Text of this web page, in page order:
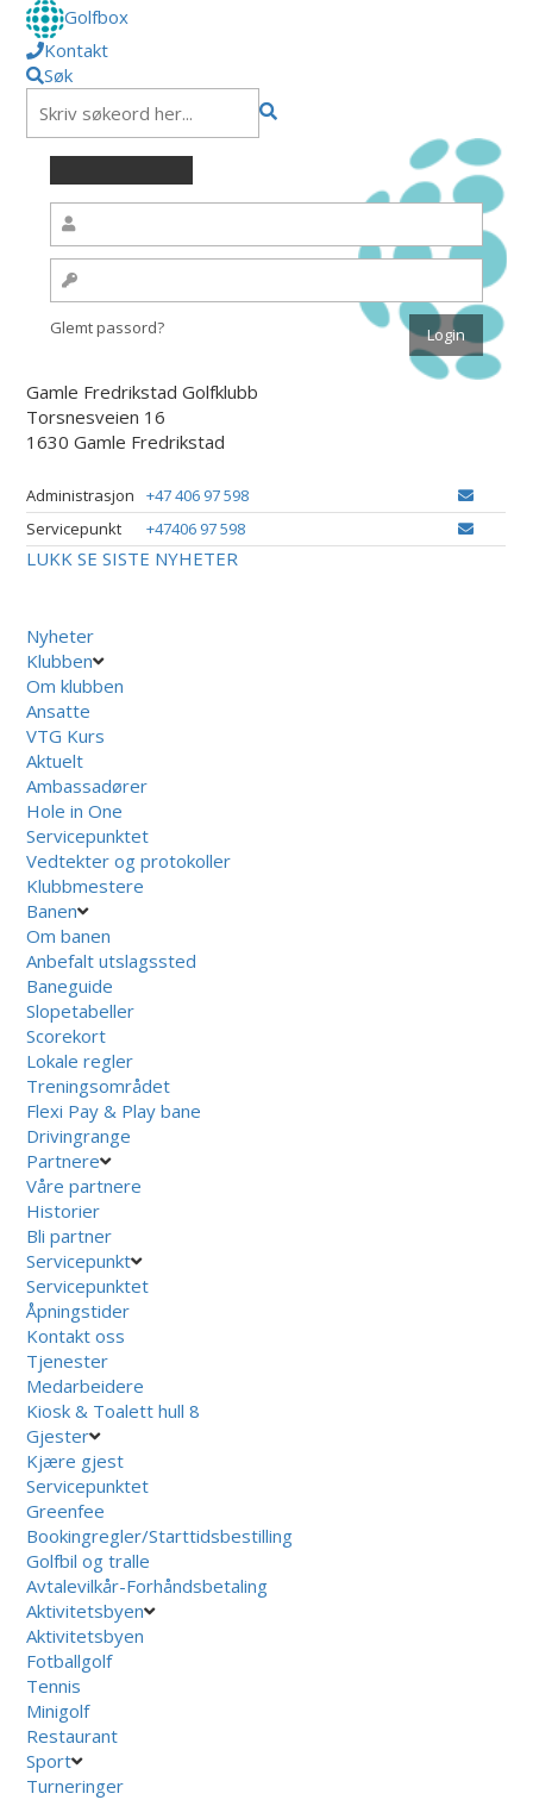
Golfbox
Kontakt
Søk
Glemt passord?
Gamle Fredrikstad Golfklubb
Torsnesveien 16
1630 Gamle Fredrikstad
Administrasjon
+47 406 97 598
Servicepunkt
+47406 97 598
LUKK SE SISTE NYHETER
Nyheter
Klubben
Om klubben
Ansatte
VTG Kurs
Aktuelt
Ambassadører
Hole in One
Servicepunktet
Vedtekter og protokoller
Klubbmestere
Banen
Om banen
Anbefalt utslagssted
Baneguide
Slopetabeller
Scorekort
Lokale regler
Treningsområdet
Flexi Pay & Play bane
Drivingrange
Partnere
Våre partnere
Historier
Bli partner
Servicepunkt
Servicepunktet
Åpningstider
Kontakt oss
Tjenester
Medarbeidere
Kiosk & Toalett hull 8
Gjester
Kjære gjest
Servicepunktet
Greenfee
Bookingregler/Starttidsbestilling
Golfbil og tralle
Avtalevilkår-Forhåndsbetaling
Aktivitetsbyen
Aktivitetsbyen
Fotballgolf
Tennis
Minigolf
Restaurant
Sport
Turneringer